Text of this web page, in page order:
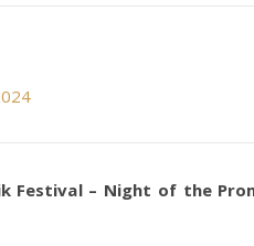
Festival – Night of the